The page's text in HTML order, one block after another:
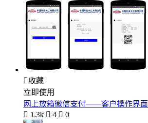
收藏
立即使用
网上放箱微信支付——客户操作界面
 1.3k  4  0